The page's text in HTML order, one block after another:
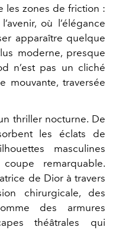
les zones de friction :
où l’élégance
apparaître quelque
moderne, presque
n’est pas un cliché
mouvante, traversée
thriller nocturne. De
les éclats de
masculines
remarquable.
de Dior à travers
chirurgicale, des
des armures
théâtrales qui